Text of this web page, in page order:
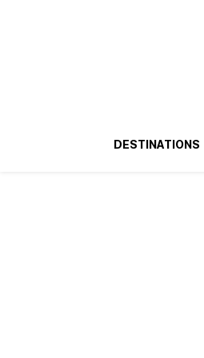
DESTINATIONS